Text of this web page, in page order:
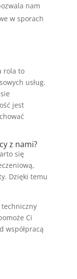
nam
w sporach
rola to
usług.
jest
z nami?
się
Dzięki temu
Ci
współpracą